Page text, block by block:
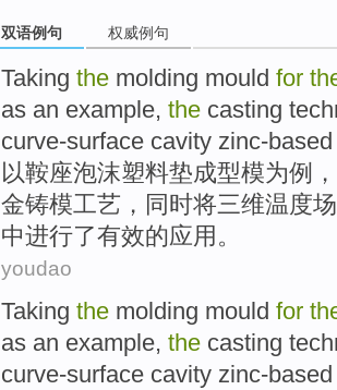
双语例句 权威例句
Taking the molding mould for
as an example, the casting
curve-surface cavity zinc-based
以鞍座泡沫塑料垫成型模为例
金铸模工艺 ，同时将三维温度
中进行了有效的应用。
youdao
Taking the molding mould for
as an example, the casting
curve-surface cavity zinc-based